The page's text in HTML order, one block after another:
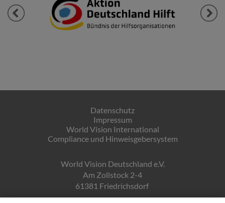
Previous Next
Datenschutz
Impressum
World Vision International
Compliance und Hinweisgebersystem
World Vision Deutschland e.V.
Am Zollstock 2-4
61381 Friedrichsdorf